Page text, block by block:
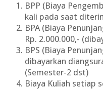
BPP (Biaya
kali pada saat
BPA (Biaya
Rp. 2.000.000,-
BPS (Biaya
dibayarkan
(Semester-2 dst)
Biaya Kuliah setiap